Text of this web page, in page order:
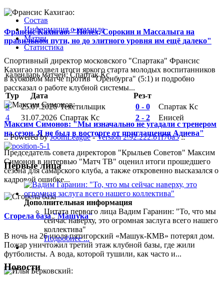
Франсис Кахигао: "Полех, Сорокин и Массалыга на
правильном пути, но до элитного уровня им ещё далеко"
Спортивный директор московского "Спартака" Франсис
Кахигао подвел итоги яркого старта молодых воспитанников
в кубковом матче против "Оренбурга" (5:1) и подробно
рассказал о работе клубной системы...
Максим Симонов: "Мы изначально не угадали с тренером
на сезон. Я не был в восторге от приглашения Адиева"
Председатель совета директоров "Крыльев Советов" Максим
Симонов в интервью "Матч ТВ" оценил итоги прошедшего
сезона для самарского клуба, а также откровенно высказался о
кадровой ошибке...
Сгорела база "Машука"
В ночь на 26 июля пятигорский «Машук-КМВ» потерял дом.
Пожар уничтожил третий этаж клубной базы, где жили
футболисты. А вода, которой тушили, как часто и...
Состав
Информация о команде
Матчи
Статистика
календарь матчей: Спартак Кс
Тур Дата
Рез-т
3
25.07.2026 Текстильщик 0 - 0
Спартак Кс
4
31.07.2026 Спартак Кс 2 - 2 Енисей
:: Powered byJoomLeague-Version 2.92.222.b1f70a5::
Первые лица
Дополнительная информация
Цитата первого лица Вадим Гаранин: "То, что мы
сейчас наверху, это огромная заслуга всего нашего
коллектива"
Подробнее ...
Новости